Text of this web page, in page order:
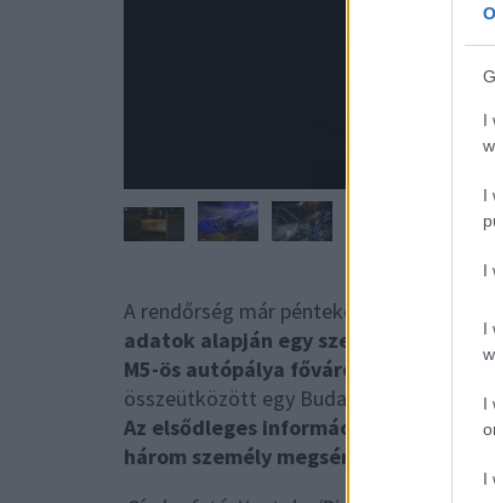
I
I
I
I
I
I
A rendőrség már pénteken közleményt
adatok alapján egy személyautó a
M5-ös autópálya főváros felé vezető
összeütközött egy Budapest felé
Az elsődleges információk szerint a
három személy megsérült.